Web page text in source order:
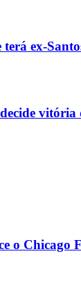
ex-
decide
o Chicago